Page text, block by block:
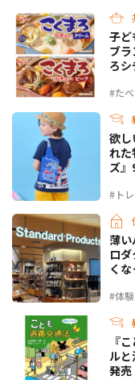
#た
子ど
ブ
ろ
#ト
欲
れた
ズ
#体
薄い
ロ
く
『
ルと
発売